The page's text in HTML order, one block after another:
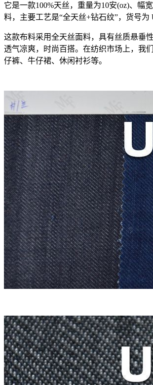
它是一款100%天丝，重量为10安(oz)、幅
料，主要工艺是“全天丝+钻石纹”，货号为
这款布料采用全天丝面料，具有丝质悬垂
透气凉爽，时尚百搭。在纺织市场上，我
仔裤、牛仔裙、休闲衬衫等。